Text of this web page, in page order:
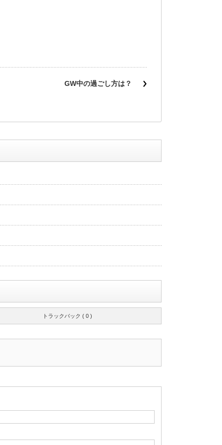
GW中の過ごし方は？
トラックバック ( 0 )